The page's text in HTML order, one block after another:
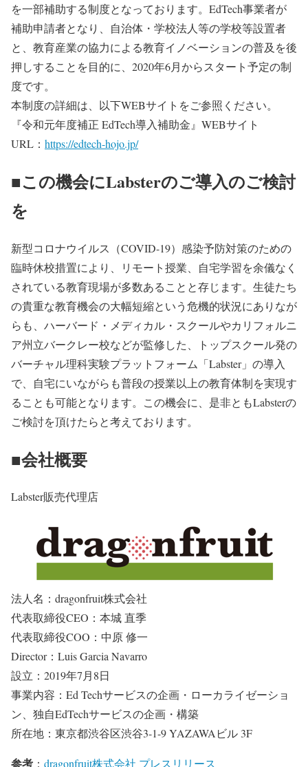
を一部補助する制度となっております。EdTech事業者が
補助申請者となり、自治体・学校法人等の学校等設置者
と、教育産業の協力による教育イノベーションの普及を後
押しすることを目的に、2020年6月からスタート予定の制
度です。
本制度の詳細は、以下WEBサイトをご参照ください。
『令和元年度補正 EdTech導入補助金』WEBサイト
URL： https://edtech-hojo.jp/
■この機会にLabsterのご導入のご検討
を
新型コロナウイルス（COVID-19）感染予防対策のための
臨時休校措置により、リモート授業、自宅学習を余儀なく
されている教育現場が多数あることと存じます。生徒たち
の貴重な教育機会の大幅短縮という危機的状況にありなが
らも、ハーバード・メディカル・スクールやカリフォルニ
ア州立バークレー校などが監修した、トップスクール発の
バーチャル理科実験プラットフォーム「Labster」の導入
で、自宅にいながらも普段の授業以上の教育体制を実現す
ることも可能となります。この機会に、是非ともLabsterの
ご検討を頂けたらと考えております。
■会社概要
Labster販売代理店
法人名：dragonfruit株式会社
代表取締役CEO：本城 直季
代表取締役COO：中原 修一
Director：Luis Garcia Navarro
設立：2019年7月8日
事業内容：Ed Techサービスの企画・ローカライゼーショ
ン、独自EdTechサービスの企画・構築
所在地：東京都渋谷区渋谷3-1-9 YAZAWAビル 3F
参考 ： dragonfruit株式会社 プレスリリース